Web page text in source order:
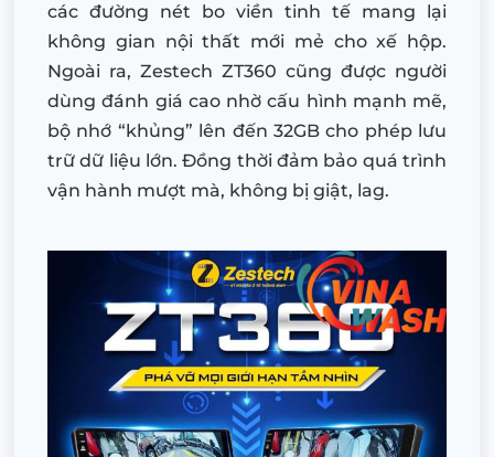
các đường nét bo viền tinh tế mang lại
không gian nội thất mới mẻ cho xế hộp.
Ngoài ra, Zestech ZT360 cũng được người
dùng đánh giá cao nhờ cấu hình mạnh mẽ,
bộ nhớ “khủng” lên đến 32GB cho phép lưu
trữ dữ liệu lớn. Đồng thời đảm bảo quá trình
vận hành mượt mà, không bị giật, lag.